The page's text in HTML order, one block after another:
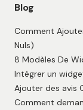
Blog
Comment
Nuls)
8 Modèles De
Intégrer un
Ajouter des avis
Comment